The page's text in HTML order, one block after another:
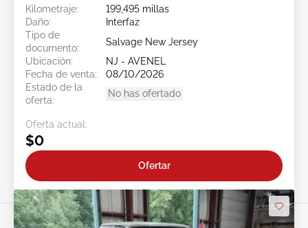
Kilometraje:
199,495 millas
Daño:
Interfaz
Tipo de
documento:
Salvage New Jersey
Ubicación:
NJ - AVENEL
Fecha de venta:
08/10/2026
Estado de la
oferta:
No has ofertado
Oferta actual:
$0
Ofertar